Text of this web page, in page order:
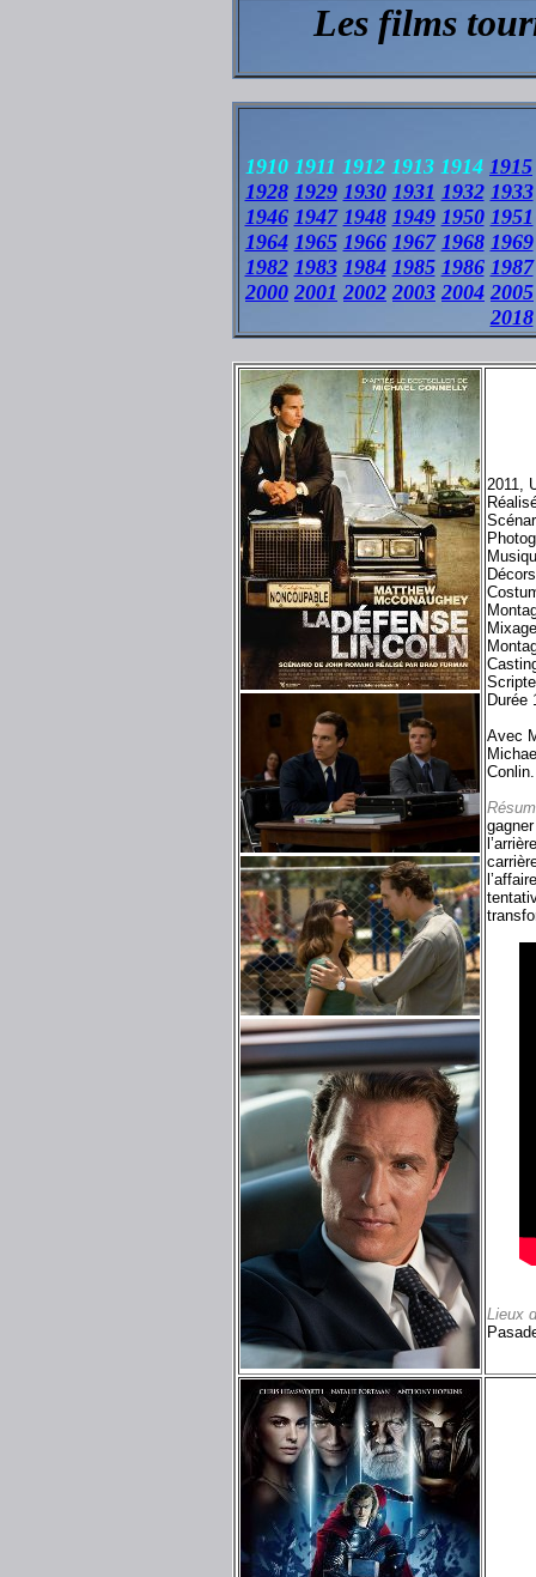
Les films
1910 1911 1912 1913 1914 1915
1928 1929 1930 1931 1932 1933
1946 1947 1948 1949 1950 1951
1964 1965 1966 1967 1968 1969
1982 1983 1984 1985 1986 1987
2000 2001 2002 2003 2004 2005
2018
2011,
Durée
Avec
Lieux